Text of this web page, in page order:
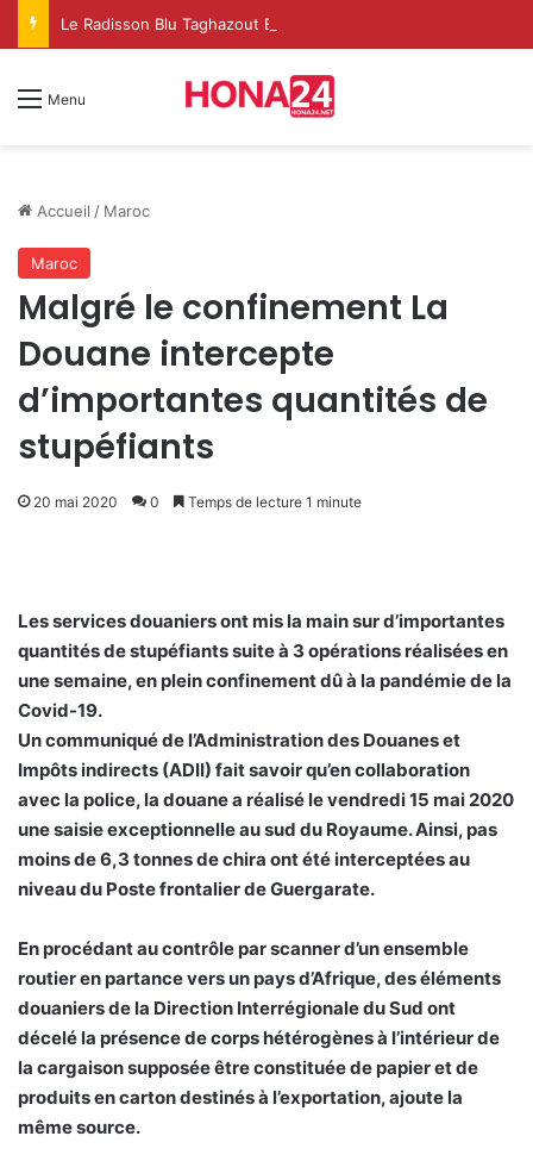
Menu
Accueil / Maroc
Maroc
Malgré le confinement La
Douane intercepte
d’importantes quantités de
stupéfiants
20 mai 2020 0 Temps de lecture 1 minute
Les services douaniers ont mis la main sur d’importantes
quantités de stupéfiants suite à 3 opérations réalisées en
une semaine, en plein confinement dû à la pandémie de la
Covid-19.
Un communiqué de l’Administration des Douanes et
Impôts indirects (ADII) fait savoir qu’en collaboration
avec la police, la douane a réalisé le vendredi 15 mai 2020
une saisie exceptionnelle au sud du Royaume. Ainsi, pas
moins de 6,3 tonnes de chira ont été interceptées au
niveau du Poste frontalier de Guergarate.
En procédant au contrôle par scanner d’un ensemble
routier en partance vers un pays d’Afrique, des éléments
douaniers de la Direction Interrégionale du Sud ont
décelé la présence de corps hétérogènes à l’intérieur de
la cargaison supposée être constituée de papier et de
produits en carton destinés à l’exportation, ajoute la
même source.